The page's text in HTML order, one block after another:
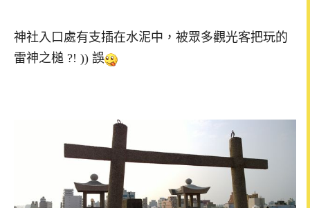
神社入口處有支插在水泥中，被眾多觀光客把玩的
雷神之槌 ?! )) 誤